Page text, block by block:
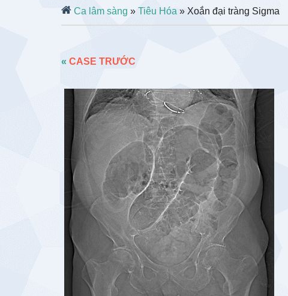
Ca lâm sàng » Tiêu Hóa » Xoắn đại tràng Sigma
« CASE TRƯỚC